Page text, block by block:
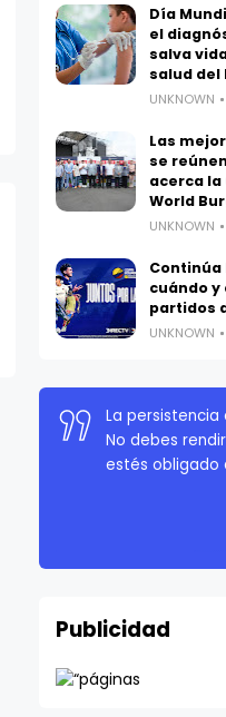
Día
el
salva
salud del
UNKNOWN
Las
se
acerca la
World
UNKNOWN
Continúa
cuándo y
partidos
UNKNOWN
La
No debes
estés obligado
Publicidad